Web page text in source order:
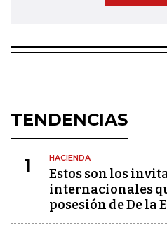
TENDENCIAS
1 HACIENDA
Estos son los
internacionales
posesión de De la